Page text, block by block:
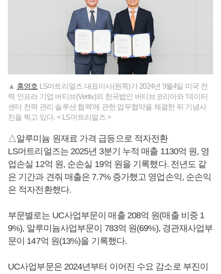
▲ 홍영호 LS머트리얼즈 대표이사(왼쪽)가 2024년 9월4일 미국 전
력 인프라 기업 버티브(Vertiv)의 한국법인 버티브코리아와 '데이터
센터 전력 관리 솔루션 협력'에 관한 업무협약을 체결한 뒤 기념사
진을 찍고 있다. < LS머트리얼즈 >
△알루미늄 원재료 가격 급등으로 적자전환
LS머트리얼즈는 2025년 3분기 누적 매출 1130억 원, 영
업손실 12억 원, 순손실 19억 원을 기록했다. 전년도 같
은 기간과 견줘 매출은 7.7% 증가했고 영업손익, 순손익
은 적자전환했다.
부문별로는 UC사업부문이 매출 208억 원(매출 비중 1
9%), 알루미늄사업부문이 783억 원(69%), 경관재사업부
문이 147억 원(13%)을 기록했다.
UC사업부문은 2024년부터 이어진 수요 감소로 부진이